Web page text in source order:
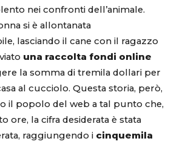
nei confronti dell’animale.
si è allontanata
lasciando il cane con il ragazzo
una raccolta fondi online
la somma di tremila dollari per
al cucciolo. Questa storia, però,
il popolo del web a tal punto che,
ore, la cifra desiderata è stata
raggiungendo i cinquemila